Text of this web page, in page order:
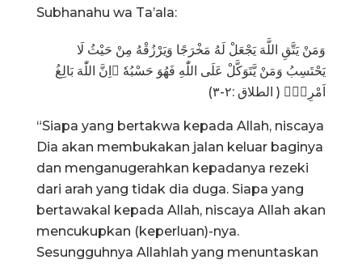
Subhanahu wa Ta’ala:
وَمَنْ يَتَّقِ اللَّهَ يَجْعَلْ لَهُ مَخْرَجًا وَيَرْزُقْهُ مِنْ حَيْثُ لَا
يَحْتَسِبُ وَمَنْ يَّتَوَكَّلْ عَلَى اللّٰهِ فَهُوَ حَسْبُهٗ ۗاِنَّ اللّٰهَ بَالِغُ
اَمْرِهٖۗ ( الطلاق :٢-٣)
“Siapa yang bertakwa kepada Allah, niscaya
Dia akan membukakan jalan keluar baginya
dan menganugerahkan kepadanya rezeki
dari arah yang tidak dia duga. Siapa yang
bertawakal kepada Allah, niscaya Allah akan
mencukupkan (keperluan)-nya.
Sesungguhnya Allahlah yang menuntaskan